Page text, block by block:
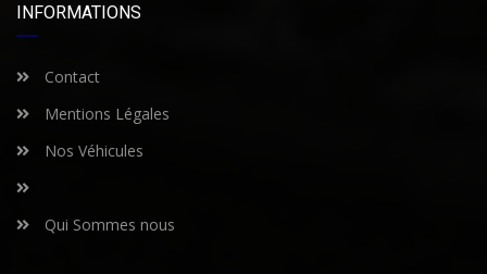
INFORMATIONS
Contact
Mentions Légales
Nos Véhicules
Qui Sommes nous